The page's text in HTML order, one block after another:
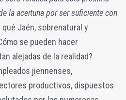
la aceituna por ser suficiente con
qué Jaén, sobrenatural y
se pueden hacer
alejadas de la realidad?
jiennenses,
productivos, dispuestos